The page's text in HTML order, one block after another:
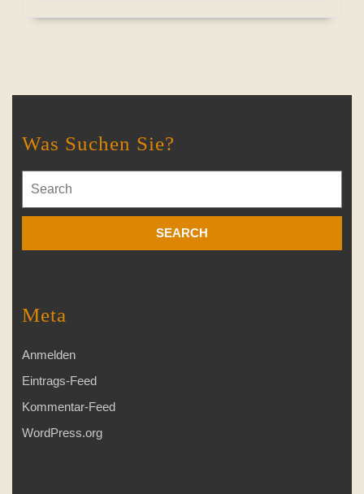
Was Suchen Sie?
for:
Meta
Anmelden
Eintrags-Feed
Kommentar-Feed
WordPress.org